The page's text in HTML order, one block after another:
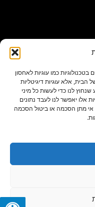
כמו עוגיות לאחסון
הבית, אלא עוגיות דיגיטליות
לנו כדי לעשות כל מיני
אלו יאפשר לנו לעבד נתונים
אי מתן הסכמה או ביטול הסכמה
עיצוב מיוחד בגבס